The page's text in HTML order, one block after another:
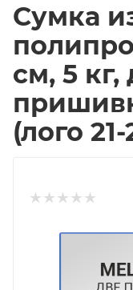
Сумка
см, 5 кг,
(лого 21-